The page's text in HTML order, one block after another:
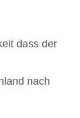
dass der
nach